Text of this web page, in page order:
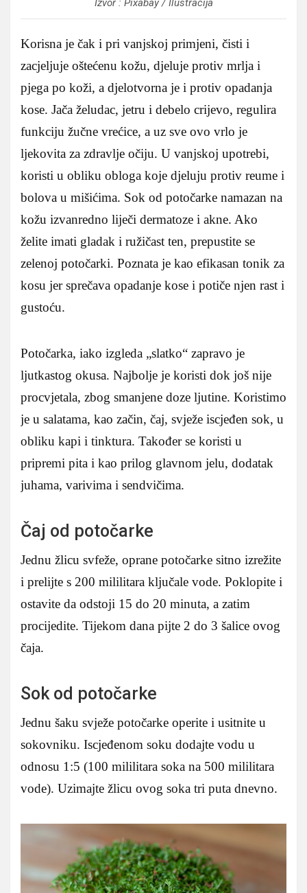
Izvor : Pixabay / Ilustracija
Korisna je čak i pri vanjskoj primjeni, čisti i
zacjeljuje oštećenu kožu, djeluje protiv mrlja i
pjega po koži, a djelotvorna je i protiv opadanja
kose. Jača želudac, jetru i debelo crijevo, regulira
funkciju žučne vrećice, a uz sve ovo vrlo je
ljekovita za zdravlje očiju. U vanjskoj upotrebi,
koristi u obliku obloga koje djeluju protiv reume i
bolova u mišićima. Sok od potočarke namazan na
kožu izvanredno liječi dermatoze i akne. Ako
želite imati gladak i ružičast ten, prepustite se
zelenoj potočarki. Poznata je kao efikasan tonik za
kosu jer sprečava opadanje kose i potiče njen rast i
gustoću.
Potočarka, iako izgleda „slatko“ zapravo je
ljutkastog okusa. Najbolje je koristi dok još nije
procvjetala, zbog smanjene doze ljutine. Koristimo
je u salatama, kao začin, čaj, svježe iscjeđen sok, u
obliku kapi i tinktura. Također se koristi u
pripremi pita i kao prilog glavnom jelu, dodatak
juhama, varivima i sendvičima.
Čaj od potočarke
Jednu žlicu svfeže, oprane potočarke sitno izrežite
i prelijte s 200 mililitara ključale vode. Poklopite i
ostavite da odstoji 15 do 20 minuta, a zatim
procijedite. Tijekom dana pijte 2 do 3 šalice ovog
čaja.
Sok od potočarke
Jednu šaku svježe potočarke operite i usitnite u
sokovniku. Iscjeđenom soku dodajte vodu u
odnosu 1:5 (100 mililitara soka na 500 mililitara
vode). Uzimajte žlicu ovog soka tri puta dnevno.